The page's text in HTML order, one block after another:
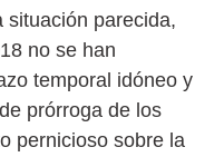
situación parecida,
no se han
temporal idóneo y
prórroga de los
pernicioso sobre la